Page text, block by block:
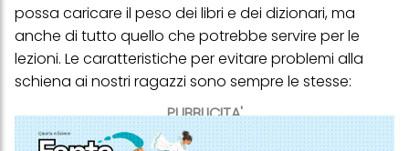
PUBBLICITA'
possa caricare il peso dei libri e dei dizionari, ma
anche di tutto quello che potrebbe servire per le
lezioni. Le caratteristiche per evitare problemi alla
schiena ai nostri ragazzi sono sempre le stesse: